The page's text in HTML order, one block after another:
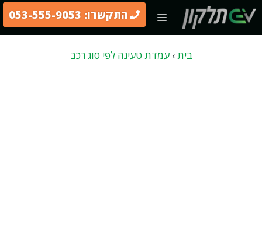
לדלג
לתוכן
תפריט התקשרו: 053-555-9053
בית›עמדת טעינה לפי סוג רכב